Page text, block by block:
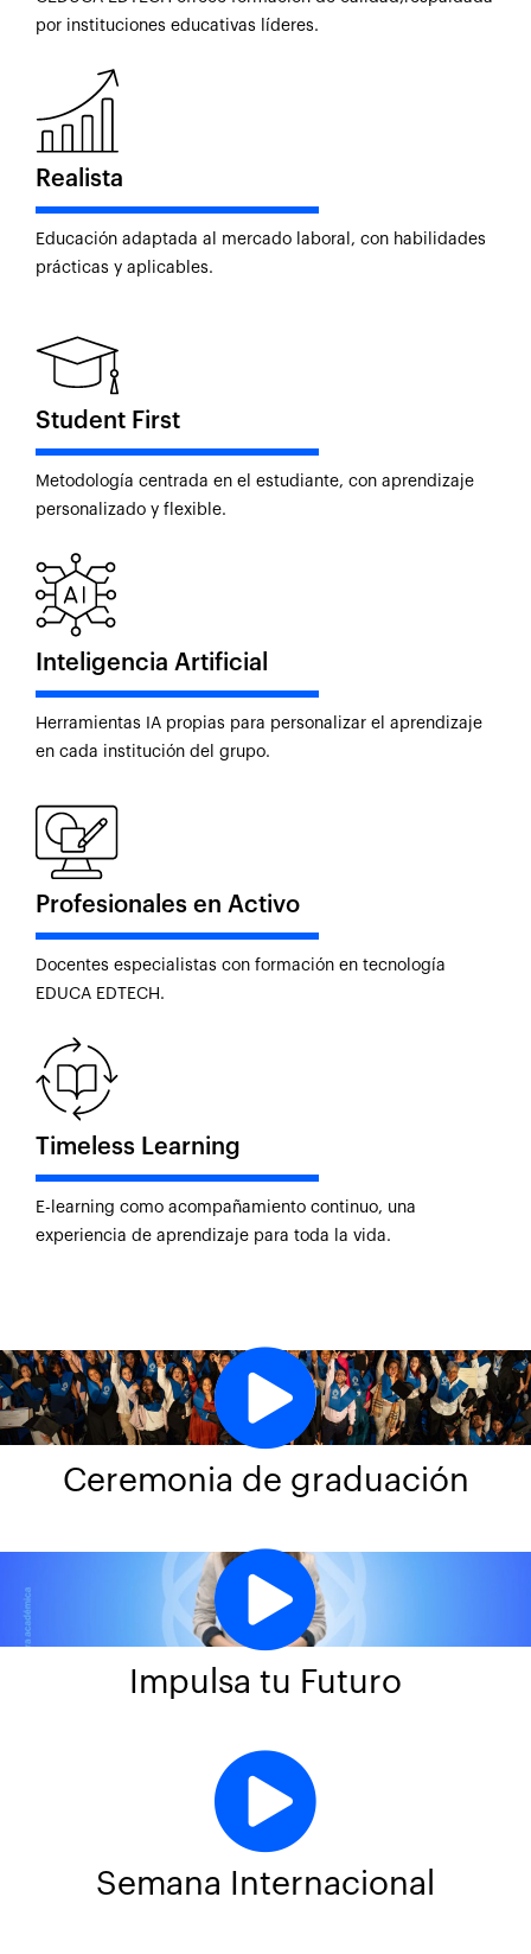
por instituciones educativas líderes.
Realista
Educación adaptada al mercado laboral, con habilidades
prácticas y aplicables.
Student First
Metodología centrada en el estudiante, con aprendizaje
personalizado y flexible.
Inteligencia Artificial
Herramientas IA propias para personalizar el aprendizaje
en cada institución del grupo.
Profesionales en Activo
Docentes especialistas con formación en tecnología
EDUCA EDTECH.
Timeless Learning
E-learning como acompañamiento continuo, una
experiencia de aprendizaje para toda la vida.
Ceremonia de graduación
Impulsa tu Futuro
Semana Internacional